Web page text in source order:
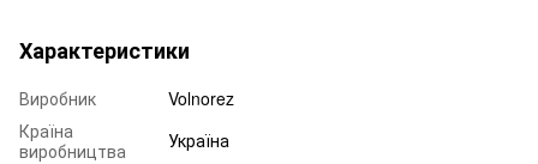
Характеристики
Виробник
Volnorez
Країна
виробництва
Україна